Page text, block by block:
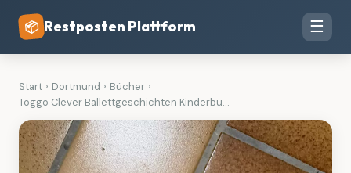
📦 Restposten Plattform ☰
Start › Dortmund › Bücher ›
Toggo Clever Ballettgeschichten Kinderbu...